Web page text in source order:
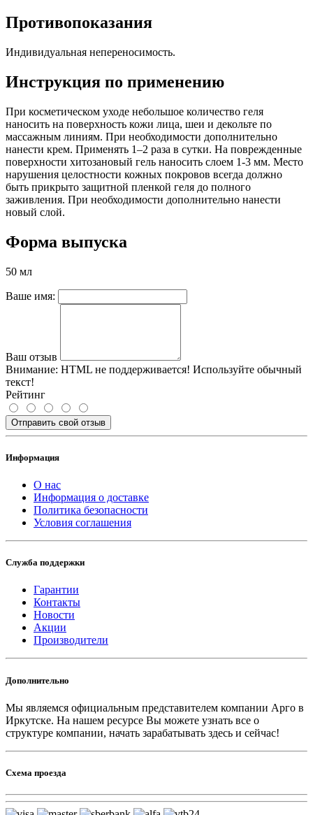
Противопоказания
Индивидуальная непереносимость.
Инструкция по применению
При косметическом уходе небольшое количество геля
наносить на поверхность кожи лица, шеи и декольте по
массажным линиям. При необходимости дополнительно
нанести крем. Применять 1–2 раза в сутки. На поврежденные
поверхности хитозановый гель наносить слоем 1-3 мм. Место
нарушения целостности кожных покровов всегда должно
быть прикрыто защитной пленкой геля до полного
заживления. При необходимости дополнительно нанести
новый слой.
Форма выпуска
50 мл
Ваше имя:
Ваш отзыв
Внимание: HTML не поддерживается! Используйте обычный
текст!
Рейтинг
Отправить свой отзыв
Информация
О нас
Информация о доставке
Политика безопасности
Условия соглашения
Служба поддержки
Гарантии
Контакты
Новости
Акции
Производители
Дополнительно
Мы являемся официальным представителем компании Арго в
Иркутске. На нашем ресурсе Вы можете узнать все о
структуре компании, начать зарабатывать здесь и сейчас!
Схема проезда